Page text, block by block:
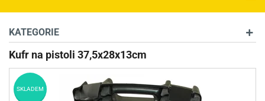
OPTIKA
STŘELIVO
PŘÍSLUŠENSTVÍ
KATEGORIE
Kufr na pistoli 37,5x28x13cm
SKLADEM